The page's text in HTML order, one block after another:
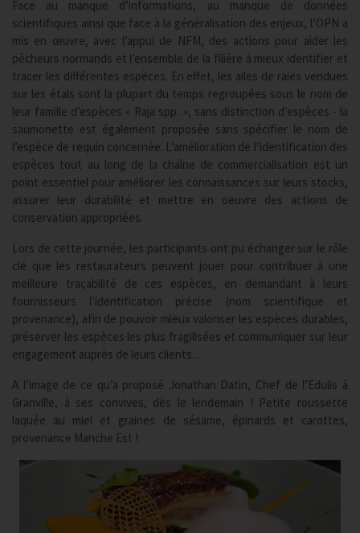
Face au manque d’informations, au manque de données
scientifiques ainsi que face à la généralisation des enjeux, l’OPN a
mis en œuvre, avec l’appui de NFM, des actions pour aider les
pêcheurs normands et l’ensemble de la filière à mieux identifier et
tracer les différentes espèces. En effet, les ailes de raies vendues
sur les étals sont la plupart du temps regroupées sous le nom de
leur famille d’espèces « Raja spp. », sans distinction d’espèces - la
saumonette est également proposée sans spécifier le nom de
l’espèce de requin concernée. L’amélioration de l’identification des
espèces tout au long de la chaîne de commercialisation est un
point essentiel pour améliorer les connaissances sur leurs stocks,
assurer leur durabilité et mettre en oeuvre des actions de
conservation appropriées.
Lors de cette journée, les participants ont pu échanger sur le rôle
clé que les restaurateurs peuvent jouer pour contribuer à une
meilleure traçabilité de ces espèces, en demandant à leurs
fournisseurs l’identification précise (nom scientifique et
provenance), afin de pouvoir mieux valoriser les espèces durables,
préserver les espèces les plus fragilisées et communiquer sur leur
engagement auprès de leurs clients…
A l’image de ce qu’a proposé Jonathan Datin, Chef de l’Edulis à
Granville, à ses convives, dès le lendemain ! Petite roussette
laquée au miel et graines de sésame, épinards et carottes,
provenance Manche Est !